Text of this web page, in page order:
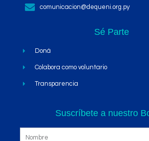
comunicacion@dequeni.org.py
Sé Parte
Doná
Colabora como voluntario
Transparencia
Suscríbete a nuestro